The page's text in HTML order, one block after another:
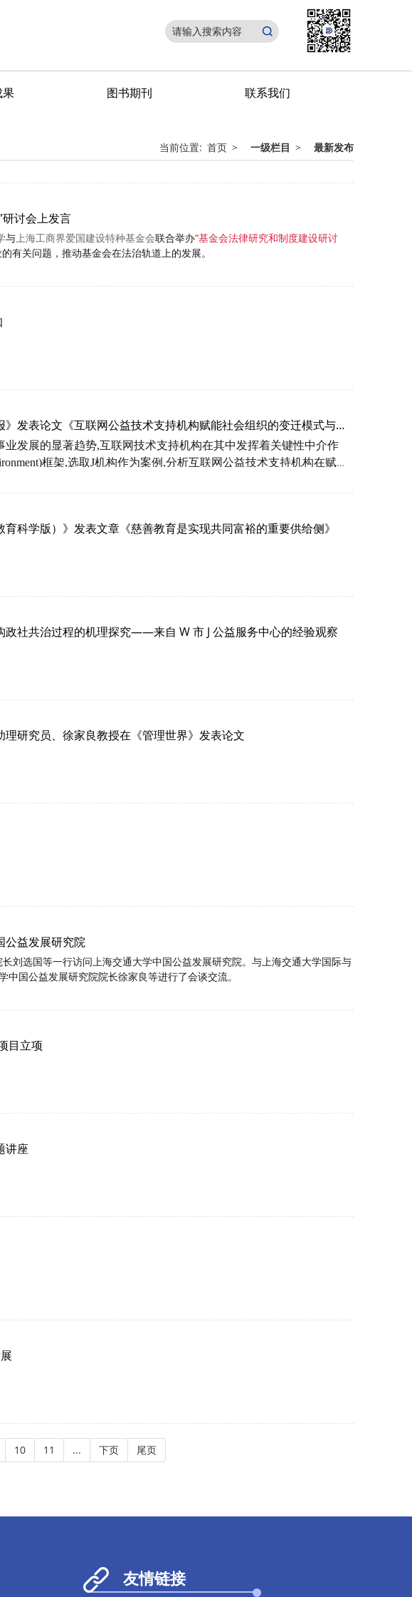
果 图书期刊 联系我们
当前位置: 首页 > 一级栏目 > 最新发布
讨会上发言
与上海工商界爱国建设特种基金会联合举办“基金会法律研究和制度建设研讨
有关问题，推动基金会在法治轨道上的发展。
发表论文《互联网公益技术支持机构赋能社会组织的变迁模式与驱
业发展的显著趋势,互联网技术支持机构在其中发挥着关键性中介作
框架,选取J机构作为案例 ,分析互联网公益技术支持机构在赋能
成多元主体融合参与公益事业的行业生态,显示技术赋能公益的可行性
析公益领域组织的技术采纳时,有必要将价值(Value)作为核心重点突
科学版）》发表文章《慈善教育是实现共同富裕的重要供给侧》
社共治过程的机理探究——来自 W 市 J 公益服务中心的经验观察
研究员、徐家良教授在《管理世界》发表论文
公益发展研究院
刘选国等一行访问上海交通大学中国公益发展研究院。与上海交通大学国际与
中国公益发展研究院院长徐家良等进行了会谈交流。
目立项
讲座
10 11 ... 下页 尾页
友情链接